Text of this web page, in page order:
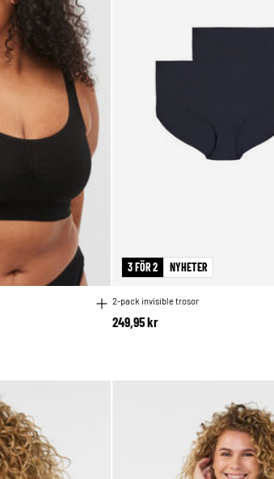
3 FÖR 2 NYHETER
2-pack invisible trosor
249,95 kr